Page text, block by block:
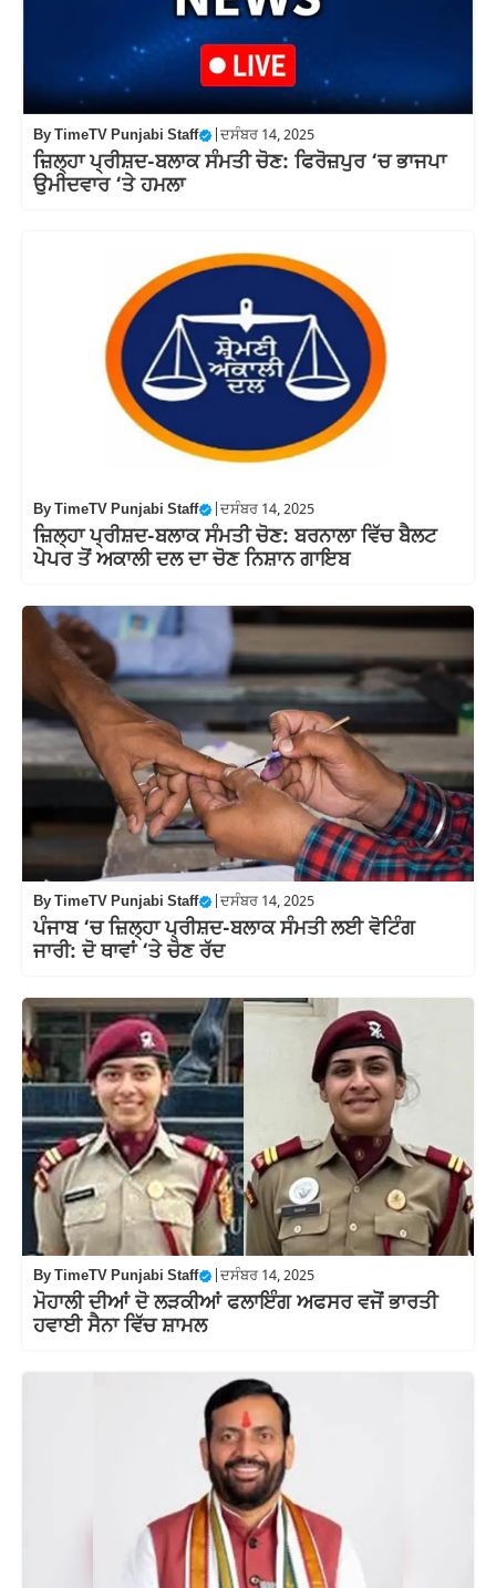
ByTimeTV Punjabi Staff ਦਸੰਬਰ 14, 2025
ਜ਼ਿਲ੍ਹਾ ਪ੍ਰੀਸ਼ਦ-ਬਲਾਕ ਸੰਮਤੀ ਚੋਣ: ਫਿਰੋਜ਼ਪੁਰ ‘ਚ ਭਾਜਪਾ
ਉਮੀਦਵਾਰ ‘ਤੇ ਹਮਲਾ
ByTimeTV Punjabi Staff ਦਸੰਬਰ 14, 2025
ਜ਼ਿਲ੍ਹਾ ਪ੍ਰੀਸ਼ਦ-ਬਲਾਕ ਸੰਮਤੀ ਚੋਣ: ਬਰਨਾਲਾ ਵਿੱਚ ਬੈਲਟ
ਪੇਪਰ ਤੋਂ ਅਕਾਲੀ ਦਲ ਦਾ ਚੋਣ ਨਿਸ਼ਾਨ ਗਾਇਬ
ByTimeTV Punjabi Staff ਦਸੰਬਰ 14, 2025
ਪੰਜਾਬ ‘ਚ ਜ਼ਿਲ੍ਹਾ ਪ੍ਰੀਸ਼ਦ-ਬਲਾਕ ਸੰਮਤੀ ਲਈ ਵੋਟਿੰਗ
ਜਾਰੀ: ਦੋ ਥਾਵਾਂ ‘ਤੇ ਚੋਣ ਰੱਦ
ByTimeTV Punjabi Staff ਦਸੰਬਰ 14, 2025
ਮੋਹਾਲੀ ਦੀਆਂ ਦੋ ਲੜਕੀਆਂ ਫਲਾਇੰਗ ਅਫਸਰ ਵਜੋਂ ਭਾਰਤੀ
ਹਵਾਈ ਸੈਨਾ ਵਿੱਚ ਸ਼ਾਮਲ